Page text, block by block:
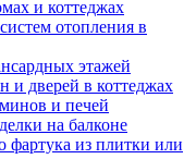
и коттеджах
отопления в
этажей
и дверей в коттеджах
и печей
на балконе
фартука из плитки или